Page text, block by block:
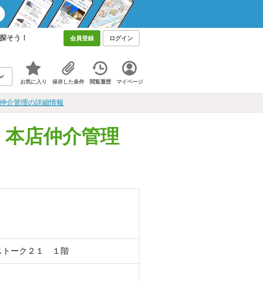
そう！ 会員登録 ログイン
お気に入り 保存した条件 閲覧履歴 マイページ
介管理の詳細情報
店仲介管理
トーク２１ １階